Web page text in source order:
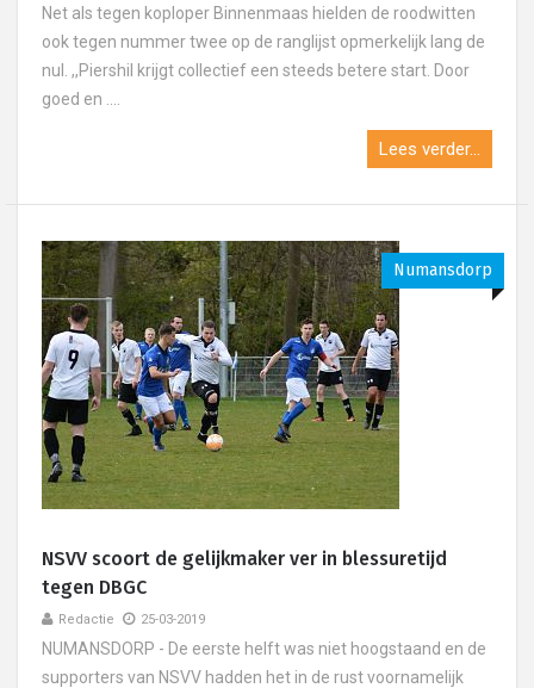
Net als tegen koploper Binnenmaas hielden de roodwitten
ook tegen nummer twee op de ranglijst opmerkelijk lang de
nul. ,,Piershil krijgt collectief een steeds betere start. Door
goed en ....
Lees verder...
Numansdorp
NSVV scoort de gelijkmaker ver in blessuretijd
tegen DBGC
Redactie 25-03-2019
NUMANSDORP - De eerste helft was niet hoogstaand en de
supporters van NSVV hadden het in de rust voornamelijk